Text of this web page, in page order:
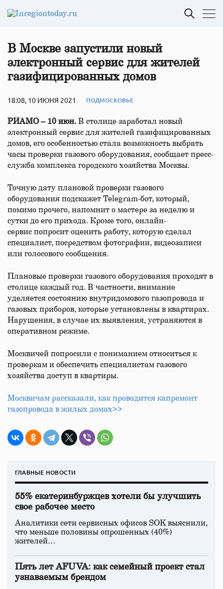
В Москве запустили новый
электронный сервис для жителей
газифицированных домов
18:08, 10 ИЮНЯ 2021 ПОДМОСКОВЬЕ
РИАМО – 10 июн. В столице заработал новый
электронный сервис для жителей газифицированных
домов, его особенностью стала возможность выбрать
часы проверки газового оборудования, сообщает пресс-
служба комплекса городского хозяйства Москвы.
Точную дату плановой проверки газового
оборудования подскажет Telegram-бот, который,
помимо прочего, напомнит о мастере за неделю и
сутки до его прихода. Кроме того, онлайн-
сервис попросит оценить работу, которую сделал
специалист, посредством фотографии, видеозаписи
или голосового сообщения.
Плановые проверки газового оборудования проходят в
столице каждый год. В частности, внимание
уделяется состоянию внутридомового газопровода и
газовых приборов, которые установлены в квартирах.
Нарушения, в случае их выявления, устраняются в
оперативном режиме.
Москвичей попросили с пониманием относиться к
проверкам и обеспечить специалистам газового
хозяйства доступ в квартиры.
Москвичам рассказали, как проводится капремонт
газопровода в жилых домах>>
ГЛАВНЫЕ НОВОСТИ
55% екатеринбуржцев хотели бы улучшить
свое рабочее место
Аналитики сети сервисных офисов SOK выяснили,
что меньше половины опрошенных (40%)
жителей…
Пять лет AFUVA: как семейный проект стал
узнаваемым брендом